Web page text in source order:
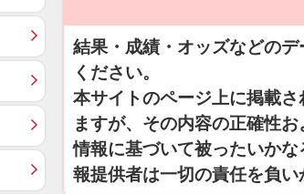
結果・成績・オッズなどの
ください。
本サイトのページ上に掲載
ますが、その内容の正確性
情報に基づいて被ったいか
報提供者は一切の責任を負い